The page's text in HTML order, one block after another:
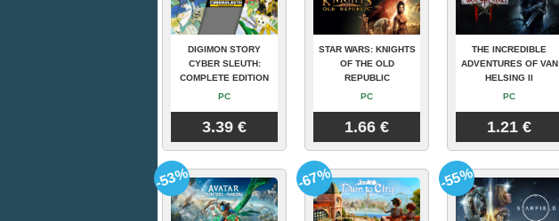
DIGIMON STORY
CYBER SLEUTH:
COMPLETE EDITION
PC
3.39 €
STAR WARS: KNIGHTS
OF THE OLD
REPUBLIC
PC
1.66 €
THE INCREDIBLE
ADVENTURES OF VAN
HELSING II
PC
1.21 €
-53% -67% -55%